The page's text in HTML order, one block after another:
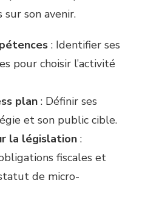
sur son avenir.
: Identifier ses
pour choisir l’activité
plan : Définir ses
et son public cible.
la législation :
fiscales et
de micro-